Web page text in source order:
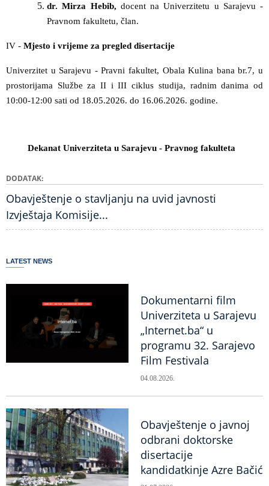
dr. Mirza Hebib, docent naUniverzitetu u Sarajevu -
Pravnom fakultetu, član.
IV - Mjesto i vrijeme za pregled disertacije
Univerzitet u Sarajevu - Pravni fakultet, Obala Kulina bana br.7, u
prostorijama Službe za II i III ciklus studija, radnim danima od
10:00-12:00 sati od 18.05.2026. do 16.06.2026. godine.
Dekanat Univerziteta u Sarajevu - Pravnog fakulteta
DODATAK
Obavještenje o stavljanju na uvid javnosti
Izvještaja Komisije...
LATEST NEWS
Dokumentarni film
Univerziteta u Sarajevu
„Internet.ba“ u
programu 32. Sarajevo
Film Festivala
04.08.2026.
Obavještenje o javnoj
odbrani doktorske
disertacije
kandidatkinje Azre Bačić